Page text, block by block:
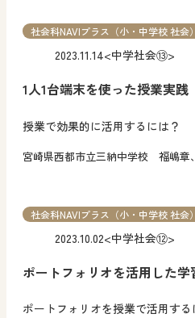
1人1台端末を使った授業実践
授業で効果的に活用するには？
宮崎県西都市立三納中学校 福嶋
2023.11.14<中学社会⑬>
社会科NAVIプラス（小・中学校 社会）
ポートフォリオを活用した
ポートフォリオを授業で活用する
2023.10.02<中学社会⑫>
社会科NAVIプラス（小・中学校 社会）